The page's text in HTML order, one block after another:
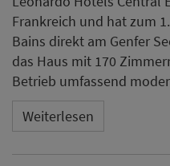
Frankreich und hat zum
Bains direkt am Genfer
das Haus mit 170
Betrieb umfassend
Weiterlesen